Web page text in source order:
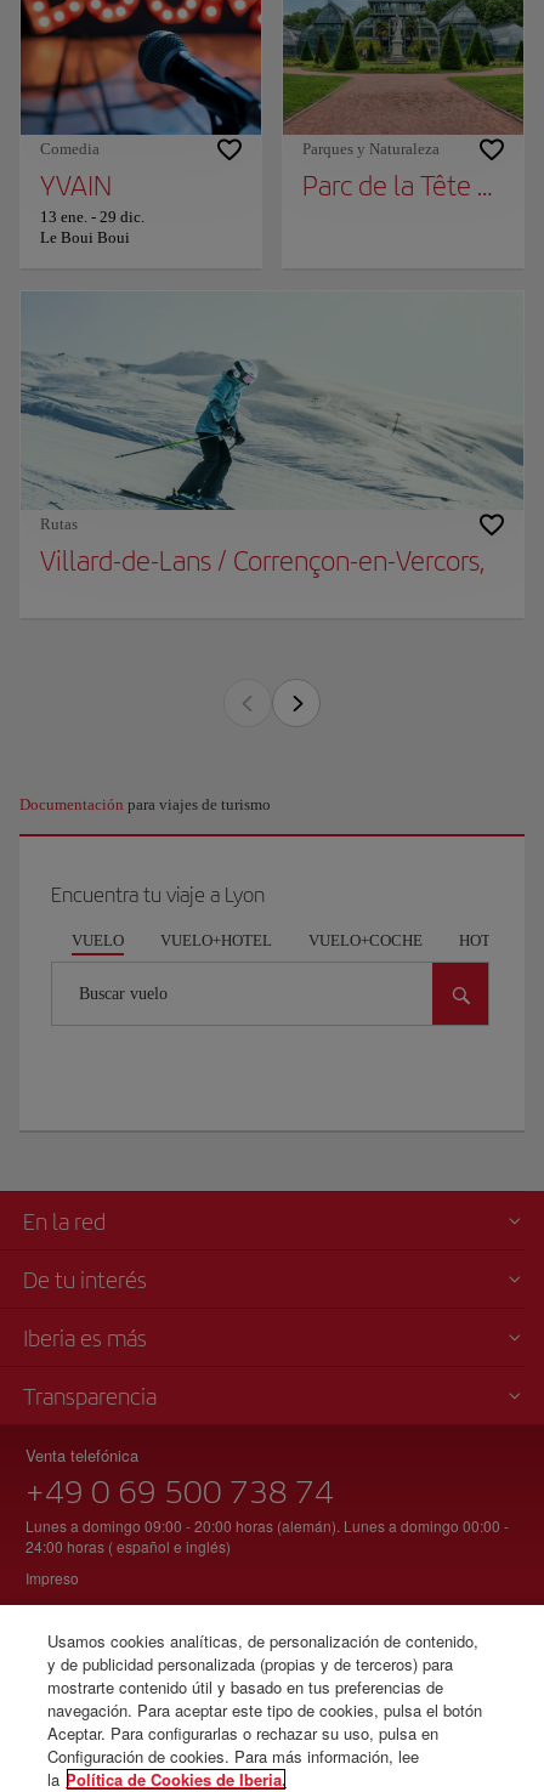
Comedia
YVAIN
13 ene. - 29 dic.
Le Boui Boui
Parques y Naturaleza
Parc de la Tête d'Or
Rutas
Villard-de-Lans / Corrençon-en-Vercors,
Documentación para viajes de turismo
Encuentra tu viaje a Lyon
VUELO VUELO+HOTEL VUELO+COCHE HOTEL
Buscar vuelo
En la red
De tu interés
Iberia es más
Transparencia
Venta telefónica
+49 0 69 500 738 74
Lunes a domingo 09:00 - 20:00 horas (alemán). Lunes a domingo 00:00 -
24:00 horas ( español e inglés)
Impreso
© Iberia 2026
Usamos cookies analíticas, de personalización de contenido,
y de publicidad personalizada (propias y de terceros) para
mostrarte contenido útil y basado en tus preferencias de
navegación. Para aceptar este tipo de cookies, pulsa el botón
Aceptar. Para configurarlas o rechazar su uso, pulsa en
Configuración de cookies. Para más información, lee
la Política de Cookies de Iberia.